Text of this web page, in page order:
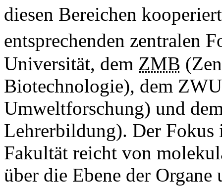
diesen Bereichen
entsprechenden zentralen
Universität, dem ZMB
Biotechnologie), dem
Umweltforschung) und
Lehrerbildung). Der Fokus
Fakultät reicht von
über die Ebene der